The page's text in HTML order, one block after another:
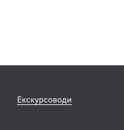
Екскурсоводи